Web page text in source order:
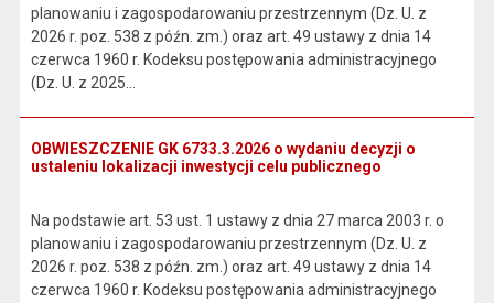
planowaniu i zagospodarowaniu przestrzennym (Dz. U. z
2026 r. poz. 538 z późn. zm.) oraz art. 49 ustawy z dnia 14
czerwca 1960 r. Kodeksu postępowania administracyjnego
(Dz. U. z 2025...
OBWIESZCZENIE GK 6733.3.2026 o wydaniu decyzji o
ustaleniu lokalizacji inwestycji celu publicznego
Na podstawie art. 53 ust. 1 ustawy z dnia 27 marca 2003 r. o
planowaniu i zagospodarowaniu przestrzennym (Dz. U. z
2026 r. poz. 538 z późn. zm.) oraz art. 49 ustawy z dnia 14
czerwca 1960 r. Kodeksu postępowania administracyjnego